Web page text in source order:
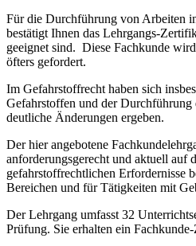
Für die Durchführung von Arbeiten
bestätigt Ihnen das Lehrgangs-
geeignet sind. Diese Fachkunde
öfters gefordert.
Im Gefahrstoffrecht haben sich
Gefahrstoffen und der Durchführung
deutliche Änderungen ergeben.
Der hier angebotene
anforderungsgerecht und aktuell auf
gefahrstoffrechtlichen Erfordernisse
Bereichen und für Tätigkeiten mit
Der Lehrgang umfasst 32
Prüfung. Sie erhalten ein